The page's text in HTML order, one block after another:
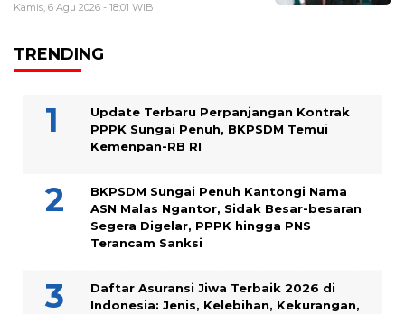
Kamis, 6 Agu 2026 - 18:01 WIB
TRENDING
Update Terbaru Perpanjangan Kontrak
PPPK Sungai Penuh, BKPSDM Temui
Kemenpan-RB RI
BKPSDM Sungai Penuh Kantongi Nama
ASN Malas Ngantor, Sidak Besar-besaran
Segera Digelar, PPPK hingga PNS
Terancam Sanksi
Daftar Asuransi Jiwa Terbaik 2026 di
Indonesia: Jenis, Kelebihan, Kekurangan,